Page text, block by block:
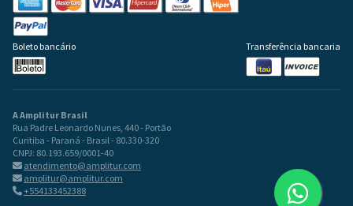
Boleto bancário Transferência bancaria
A Amplitur Brasil
Rua Padre Leonardo Nunes, 440 - Portão
Curitiba - Paraná - Brasil - 80.330-320
CNPJ: 80.193.659/0001-40
atendimento@amplitur.com
amplitur@amplitur.com
+554133452388